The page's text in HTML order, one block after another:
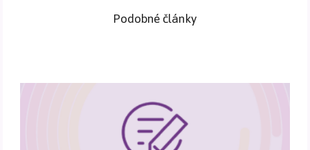
Podobné články